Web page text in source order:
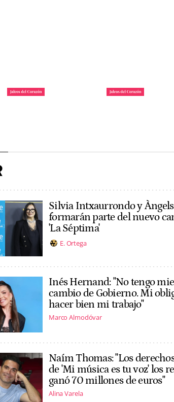
Silvia Intxaurrondo y
formarán parte del nuevo
'La Séptima'
E. Ortega
Inés Hernand: "No tengo
cambio de Gobierno. Mi
hacer bien mi trabajo"
Marco Almodóvar
Naím Thomas: "Los
de 'Mi música es tu voz' los
ganó 70 millones de euros"
Alina Varela